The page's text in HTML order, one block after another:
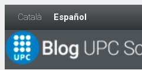
Skip
content
Català Español